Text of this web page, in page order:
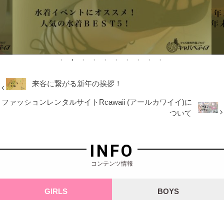
来客に繋がる新年の挨拶！
ファッションレンタルサイトRcawaii (アールカワイイ)に
ついて
INFO
コンテンツ情報
GIRLS BOYS